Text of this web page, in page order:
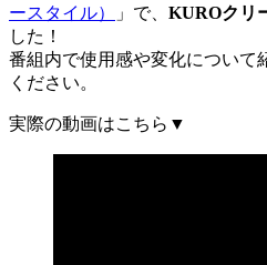
ースタイル）
」で、 KUROクリ
した！
番組内で使用感や変化について
ください。
実際の動画はこちら▼